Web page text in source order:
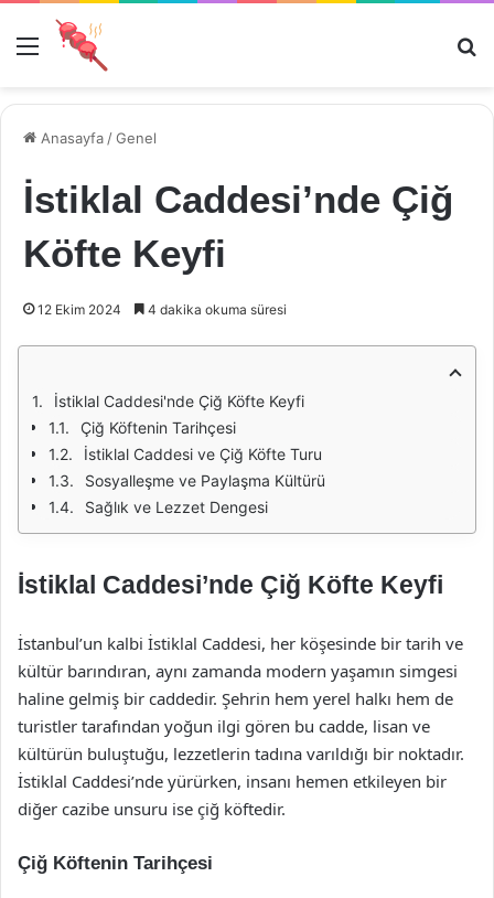
Menü
Anasayfa /Genel
İstiklal Caddesi’nde Çiğ
Köfte Keyfi
12 Ekim 2024 4 dakika okuma süresi
İstiklal Caddesi'nde Çiğ Köfte Keyfi
Çiğ Köftenin Tarihçesi
İstiklal Caddesi ve Çiğ Köfte Turu
Sosyalleşme ve Paylaşma Kültürü
Sağlık ve Lezzet Dengesi
İstiklal Caddesi’nde Çiğ Köfte Keyfi
İstanbul’un kalbi İstiklal Caddesi, her köşesinde bir tarih ve
kültür barındıran, aynı zamanda modern yaşamın simgesi
haline gelmiş bir caddedir. Şehrin hem yerel halkı hem de
turistler tarafından yoğun ilgi gören bu cadde, lisan ve
kültürün buluştuğu, lezzetlerin tadına varıldığı bir noktadır.
İstiklal Caddesi’nde yürürken, insanı hemen etkileyen bir
diğer cazibe unsuru ise çiğ köftedir.
Çiğ Köftenin Tarihçesi